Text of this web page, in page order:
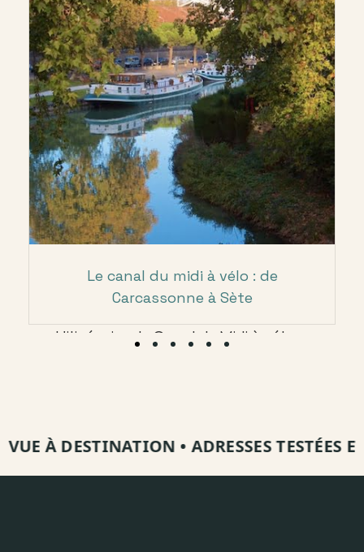
Le canal du midi à vélo : de
Carcassonne à Sète
L'itinéraire du Canal du Midi à vélo...
À DESTINATION •ADRESSES TESTÉES ET